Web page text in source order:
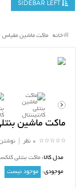
خانه ماکت ماشین مقیاس 1:87
ماکت ماشین
0 نظر نوشتن
مدل کالا: ماکت بنتلی
موجودی: موجود نیست